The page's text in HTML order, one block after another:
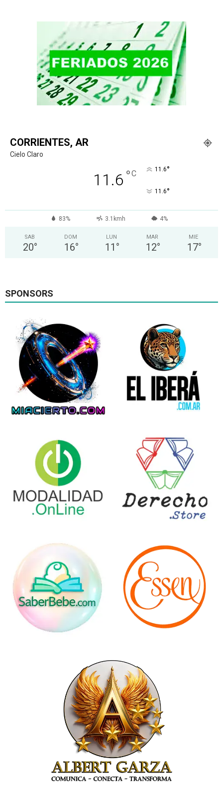
CORRIENTES, AR
Cielo Claro
11.6 °C 11.6°
11.6°
83% 3.1kmh 4%
SAB
20°
DOM
16°
LUN
11 °
MAR
12°
MIE
17°
SPONSORS